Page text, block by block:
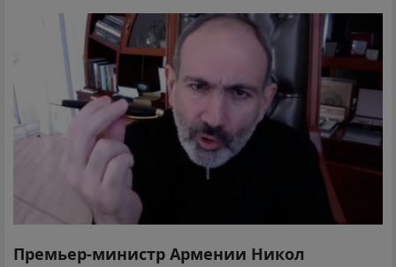
Премьер-министр Армении Никол